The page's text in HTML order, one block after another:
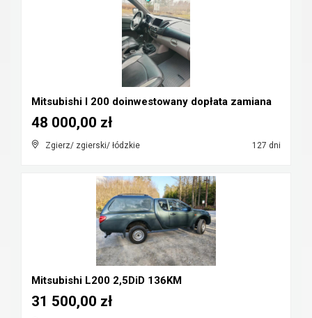
Mitsubishi l 200 doinwestowany dopłata zamiana
Zgierz/ zgierski/ łódzkie 127 dni
48 000,00 zł
Mitsubishi L200 2,5DiD 136KM
31 500,00 zł